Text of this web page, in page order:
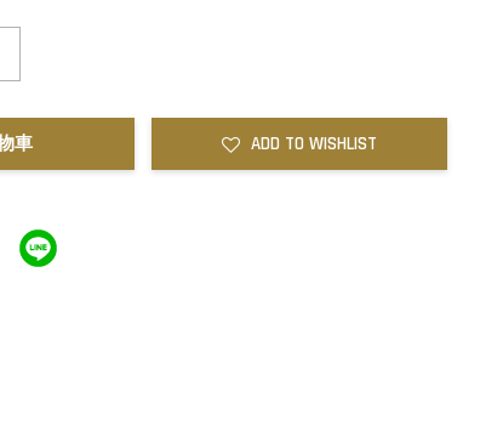
車 ADD TO WISHLIST